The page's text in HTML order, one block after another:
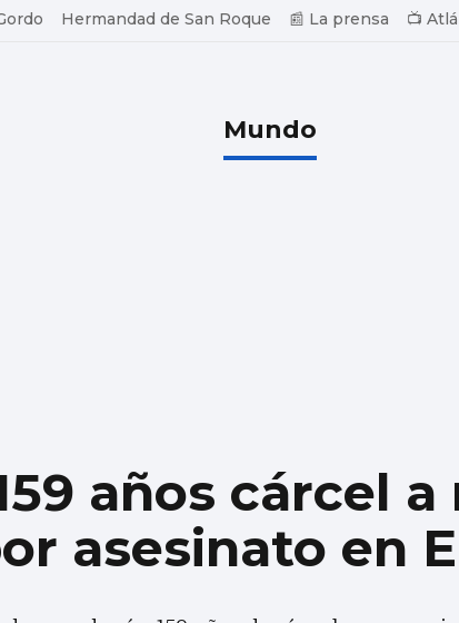
Hermandad de San Roque 📰 La prensa 📺
Mundo
años cárcel
asesinato en